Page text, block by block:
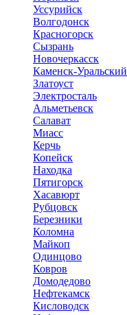
Уссурийск
Волгодонск
Красногорск
Сызрань
Новочеркасск
Каменск-Уральский
Златоуст
Электросталь
Альметьевск
Салават
Миасс
Керчь
Копейск
Находка
Пятигорск
Хасавюрт
Рубцовск
Березники
Коломна
Майкоп
Одинцово
Ковров
Домодедово
Нефтекамск
Кисловодск